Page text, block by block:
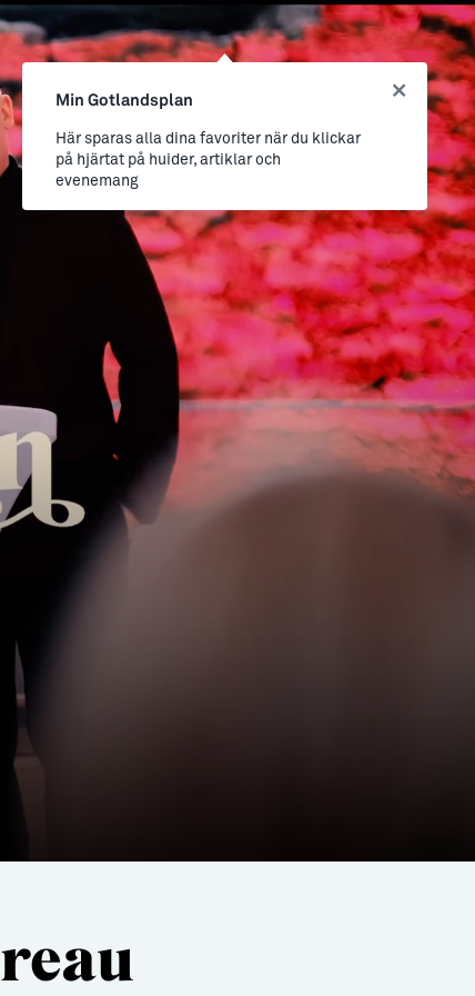
Min Gotlandsplan
Här sparas alla dina favoriter när du klickar
på hjärtat på huider, artiklar och
evenemang